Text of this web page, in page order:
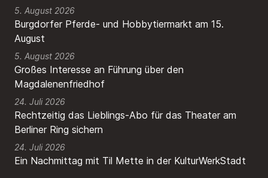
Burgdorfer Pferde- und Hobbytiermarkt am 15.
August
5. August 2026
Großes Interesse an Führung über den
Magdalenenfriedhof
5. August 2026
Rechtzeitig das Lieblings-Abo für das Theater am
Berliner Ring sichern
24. Juli 2026
Ein Nachmittag mit Til Mette in der KulturWerkStadt
24. Juli 2026